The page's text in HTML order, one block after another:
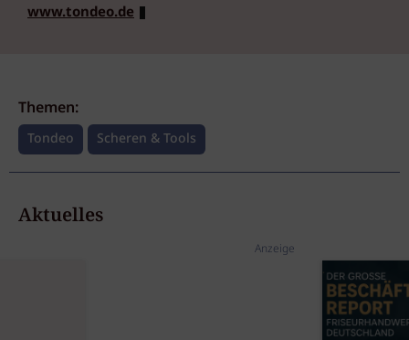
www.tondeo.de
Themen:
Tondeo Scheren & Tools
Aktuelles
Anzeige